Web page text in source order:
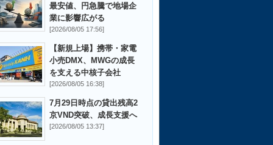
最安値、円急騰で地場企
業に影響広がる
[2026/08/05 17:56]
【新規上場】携帯・家電
小売DMX、MWGの成長
を支える中核子会社
[2026/08/05 16:38]
7月29日時点の貸出残高2
京VND突破、成長支援へ
[2026/08/05 13:37]